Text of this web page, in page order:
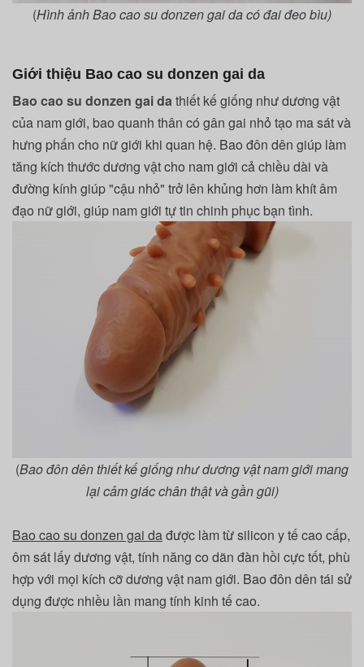
(Hình ảnhBao cao su donzen gai da có đai đeo bìu)
Giới thiệu Bao cao su donzen gai da
Bao cao su donzen gai dathiết kế giống như dương vật
của nam giới, bao quanh thân có gân gai nhỏ tạo ma sát và
hưng phấn cho nữ giới khi quan hệ. Bao đôn dên giúp làm
tăng kích thước dương vật cho nam giới cả chiều dài và
đường kính giúp "cậu nhỏ" trở lên khủng hơn làm khít âm
đạo nữ giới, giúp nam giới tự tin chinh phục bạn tình.
(Bao đôn dên thiết kế giống như dương vật nam giới mang
lại cảm giác chân thật và gần gũi)
Bao cao su donzen gai dađược làm từ silicon y tế cao cấp,
ôm sát lấy dương vật, tính năng co dãn đàn hồi cực tốt, phù
hợp với mọi kích cỡ dương vật nam giới. Bao đôn dên tái sử
dụng được nhiều lần mang tính kinh tế cao.